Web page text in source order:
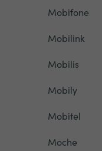
Mobifone
Mobilink
Mobilis
Mobily
Mobitel
Moche